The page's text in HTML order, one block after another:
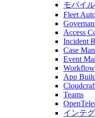
モバイ
Fleet
Access
Incident
Case
Event
App
Teams
インテ